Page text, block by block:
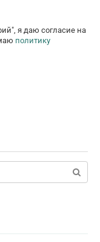
я даю согласие на
политику